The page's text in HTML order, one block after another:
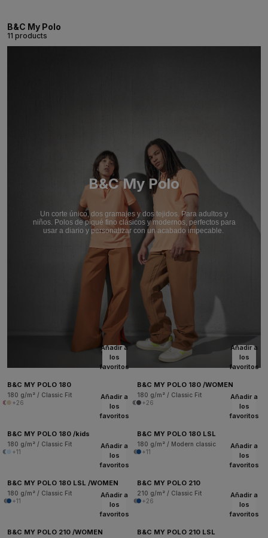
B&C My Polo
11 products
B&C My Polo
Un corte único, dos gramajes y dos tejidos. Para adultos y
niños. Polos de piqué fino clásicos y modernos, perfectos para
usar a diario y personalizar con un acabado impecable.
Añadir a
los
favoritos
B&C MY POLO 180
180 g/m² / Classic Fit
+26
Añadir a
los
favoritos
B&C MY POLO 180 /WOMEN
180 g/m² / Classic Fit
+26
Añadir a
los
favoritos
B&C MY POLO 180 /kids
180 g/m² / Classic Fit
+11
Añadir a
los
favoritos
B&C MY POLO 180 LSL
180 g/m² / Modern classic
+11
Añadir a
los
favoritos
B&C MY POLO 180 LSL /WOMEN
180 g/m² / Classic Fit
+11
Añadir a
los
favoritos
B&C MY POLO 210
210 g/m² / Classic Fit
+26
Añadir a
los
favoritos
B&C MY POLO 210 /WOMEN
Añadir a
los
favoritos
B&C MY POLO 210 LSL